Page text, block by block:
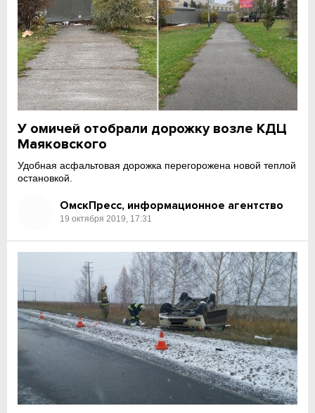
У омичей отобрали дорожку возле КДЦ
Маяковского
Удобная асфальтовая дорожка перегорожена новой теплой
остановкой.
ОмскПресс, информационное агентство
19 октября 2019, 17:31